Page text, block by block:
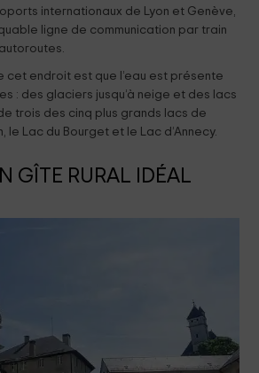
internationaux de Lyon et Genève,
ligne de communication par train
cet endroit est que l’eau est présente
: des glaciers jusqu’à neige et des lacs
trois des cinq plus grands lacs de
le Lac du Bourget et le Lac d’Annecy.
GÎTE RURAL IDÉAL